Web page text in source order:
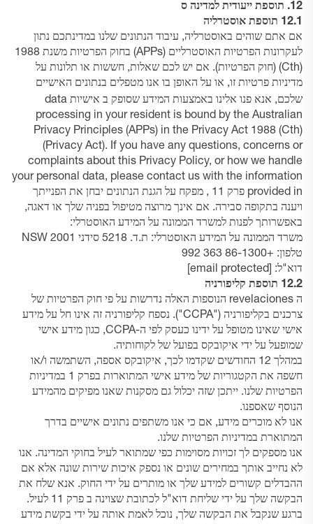
12. תוספת ייעודית למדינה
ס
12.1 תוספת אוסטרליה
אם אתם שוהים באוסטרליה, עיבוד הנתונים שלנו במדינתכם נתון
לעקרונות הפרטיות האוסטרליים (APPs) בחוק הפרטיות משנת 1988
(Cth) (חוק הפרטיות). אם יש לכם שאלות, חששות או תלונות על
מדיניות פרטיות זו, או על האופן בו אנו מטפלים בנתונים האישיים
שלכם, אנא פנו אלינו באמצעות המידע שסופק ב אישיות data
processing in your resident is bound by the Australian
Privacy Principles (APPs) in the Privacy Act 1988 (Cth)
(Privacy Act). If you have any questions, concerns or
complaints about this Privacy Policy, or how we handle
your personal data, please contact us with the information
provided in פרק 11
, מפקח על הגנת הנתונים יבחן את הפנייתך
ויענה בתקופה סבירה. אם אינך מרוצה מטיפול בפניה שלך או דאגה,
באפשרותך לפנות למשרד הממונה על המידע האוסטרלי:
משרד הממונה על המידע האוסטרלי: ת.ד. 5218 סידני NSW 2001
טלפון: +86-1300 363 992
דוא"ל:
12.2 תוספת קליפורניה
ה revelaciones הנוספות האלה נדרשות על פי חוק הפרטיות של
צרכנים בקליפורניה ("CCPA"). נספח קליפורניה זה אינו חל על מידע
אישי שאינו מטופל על ידינו כעסק לפי ה-CCPA, כגון מידע אישי
שמופעל על ידי איקובקס בפועל של לקוחותיה.
במהלך 12 החודשים שקדמו לכך, איקובקס אספה, השתמשה ו/או
חשפה את הקטגוריות של מידע אישי המתוארות בפרק 1 במדיניות
הפרטיות שלנו. ייתכן שזה יכלול גם מסקנות שאנו מפיקים מהמידע
הנוסף שאספנו.
אנו לא מוכרים מידע, אם כי אנו משתפים נתונים אישיים בדרך
המתוארת במדיניות הפרטיות שלנו.
אנו מספקים לך זכויות מסוימות כפי שמתואר לעיל בחוקי המדינה. אנו
לא נחייב אותך במחירים שונים או נספק איכות שירות שונה אלא אם
ההבדלים קשורים למידע שלך או מותרים על ידי החוק. אנא שלח את
הבקשה שלך על ידי שליחת דוא"ל לכתובת שצוינה ב פרק 11
לעיל.
ברגע שנקבל את הבקשה שלך, נוכל לאמת אותה על ידי בקשת מידע